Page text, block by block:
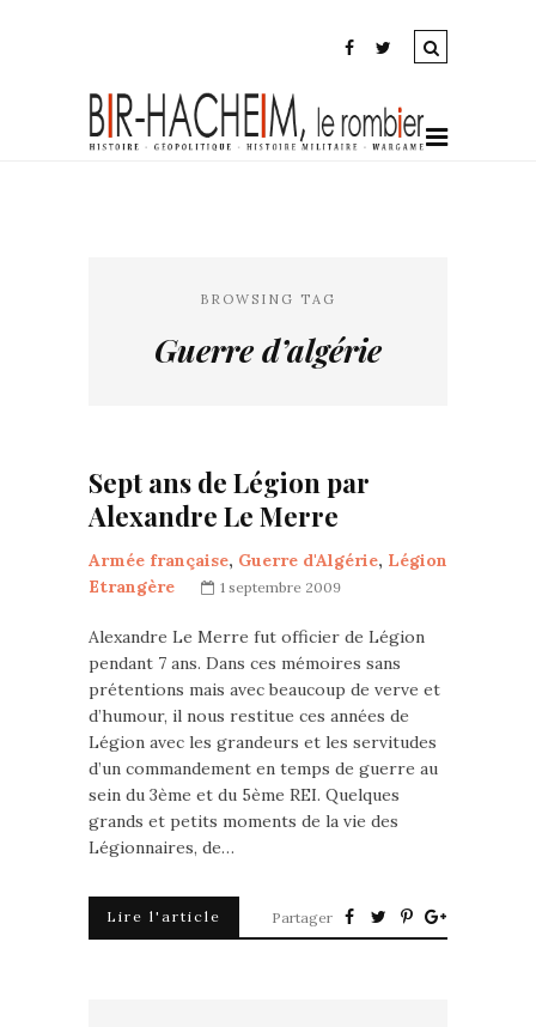
BROWSING TAG
Guerre d’algérie
Sept ans de Légion par
Alexandre Le Merre
Armée française, Guerre d'Algérie, Légion
Etrangère
1 septembre 2009
Alexandre Le Merre fut officier de Légion
pendant 7 ans. Dans ces mémoires sans
prétentions mais avec beaucoup de verve et
d’humour, il nous restitue ces années de
Légion avec les grandeurs et les servitudes
d’un commandement en temps de guerre au
sein du 3ème et du 5ème REI. Quelques
grands et petits moments de la vie des
Légionnaires, de…
Lire l'article Partager